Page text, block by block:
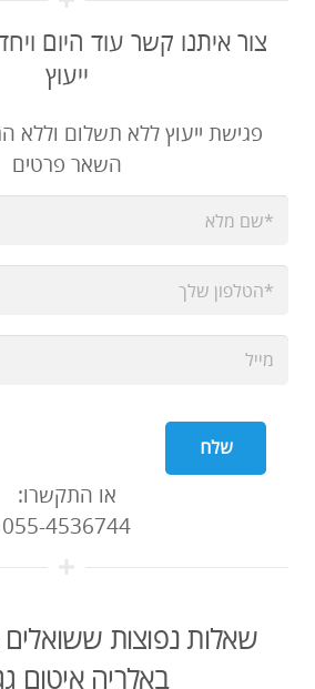
צור איתנו קשר עוד היום
ייעוץ
פגישת ייעוץ ללא תשלום וללא
השאר פרטים
או התקשרו:
055-4536744
שאלות נפוצות
באלריה איטום